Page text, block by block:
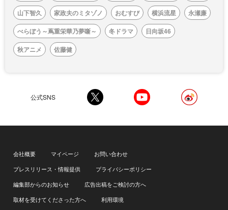
山下智久
家政夫のミタゾノ おむすび 横浜流星
永瀬廉
べらぼう～蔦重栄華乃夢噺～
冬ドラマ
日向坂46
秋アニメ
佐藤健
公式SNS
会社概要 マイページ
お問い合わせ
プレスリリース・情報提供
プライバシーポリシー
編集部からのお知らせ
広告出稿をご検討の方へ
取材を受けてくださった方へ
利用環境